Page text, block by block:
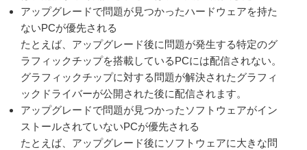
アップグレードで問題が見つかったハードウェアを持た
ないPCが優先される
たとえば、アップグレード後に問題が発生する特定のグ
ラフィックチップを搭載しているPCには配信されない。
グラフィックチップに対する問題が解決されたグラフィ
ックドライバーが公開された後に配信されます。
アップグレードで問題が見つかったソフトウェアがイン
ストールされていないPCが優先される
たとえば、アップグレード後にソフトウェアに大きな問